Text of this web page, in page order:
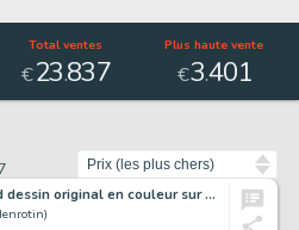
Total ventes
€23.837
Plus haute vente
€3.401
Dany - Grand dessin original en couleur sur board - Olivier Rameau & Colombe